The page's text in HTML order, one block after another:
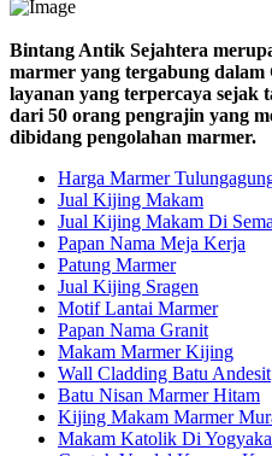
Bintang Antik Sejahtera
marmer yang tergabung
layanan yang terpercaya sejak
dari 50 orang pengrajin yang
dibidang pengolahan marmer.
Harga Marmer
Jual Kijing Makam
Jual Kijing Makam Di
Papan Nama Meja Kerja
Patung Marmer
Jual Kijing Sragen
Motif Lantai Marmer
Papan Nama Granit
Makam Marmer Kijing
Wall Cladding Batu Andesit
Batu Nisan Marmer Hitam
Kijing Makam Marmer
Makam Katolik Di